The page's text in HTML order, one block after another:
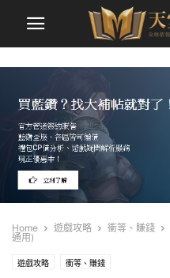
Home 遊戲攻略 衝等、賺錢
通用)
遊戲攻略 衝等、賺錢